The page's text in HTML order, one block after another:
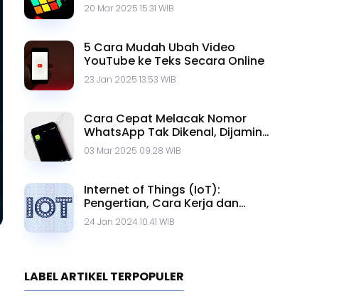
20 Mar 2025 15.31 WIB
5 Cara Mudah Ubah Video
YouTube ke Teks Secara Online
23 Jan 2025 13.53 WIB
Cara Cepat Melacak Nomor
WhatsApp Tak Dikenal, Dijamin
Ampuh!
03 Mar 2025 09.28 WIB
Internet of Things (IoT):
Pengertian, Cara Kerja dan
Contohnya
24 Jan 2024 10.41 WIB
LABEL ARTIKEL TERPOPULER